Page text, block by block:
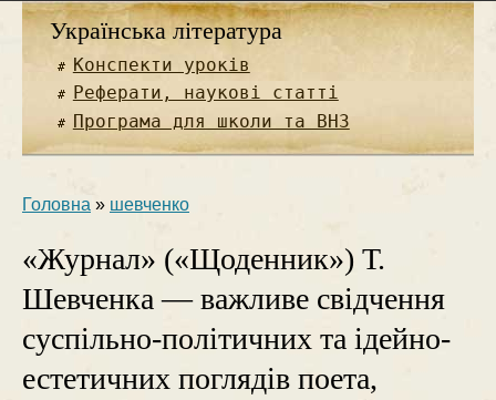
Українська література
Конспекти уроків
Реферати, наукові статті
Програма для школи та ВНЗ
Головна » шевченко
«Журнал» («Щоденник») Т.
Шевченка — важливе свідчення
су­спільно-політичних та ідейно-
естетичних поглядів поета,